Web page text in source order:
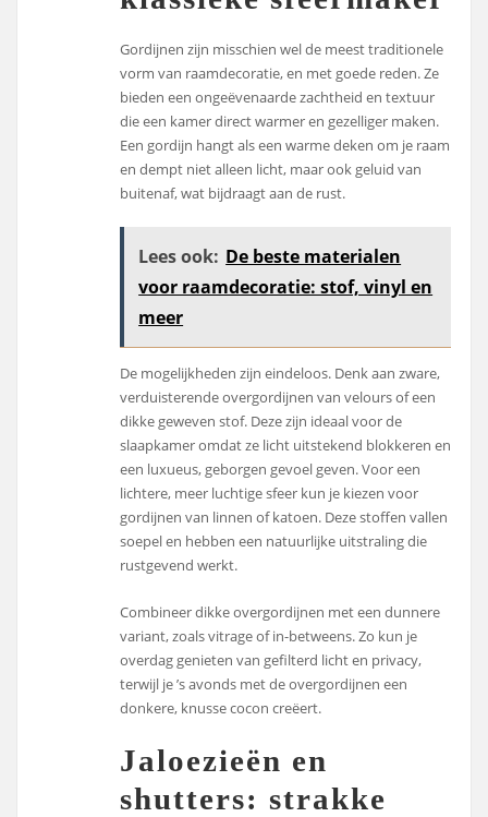
Gordijnen zijn misschien wel de meest traditionele
vorm van raamdecoratie, en met goede reden. Ze
bieden een ongeëvenaarde zachtheid en textuur
die een kamer direct warmer en gezelliger maken.
Een gordijn hangt als een warme deken om je raam
en dempt niet alleen licht, maar ook geluid van
buitenaf, wat bijdraagt aan de rust.
Lees ook: De beste materialen
voor raamdecoratie: stof, vinyl en
meer
De mogelijkheden zijn eindeloos. Denk aan zware,
verduisterende overgordijnen van velours of een
dikke geweven stof. Deze zijn ideaal voor de
slaapkamer omdat ze licht uitstekend blokkeren en
een luxueus, geborgen gevoel geven. Voor een
lichtere, meer luchtige sfeer kun je kiezen voor
gordijnen van linnen of katoen. Deze stoffen vallen
soepel en hebben een natuurlijke uitstraling die
rustgevend werkt.
Combineer dikke overgordijnen met een dunnere
variant, zoals vitrage of in-betweens. Zo kun je
overdag genieten van gefilterd licht en privacy,
terwijl je ’s avonds met de overgordijnen een
donkere, knusse cocon creëert.
Jaloezieën en
shutters: strakke